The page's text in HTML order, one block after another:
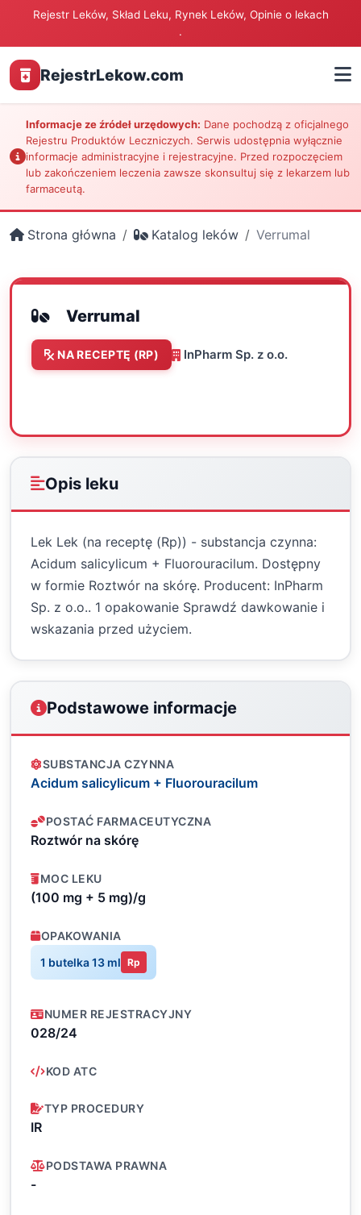
Rejestr Leków, Skład Leku, Rynek Leków, Opinie o lekach
.
RejestrLekow.com
Informacje ze źródeł urzędowych: Dane pochodzą z oficjalnego
Rejestru Produktów Leczniczych. Serwis udostępnia wyłącznie
informacje administracyjne i rejestracyjne. Przed rozpoczęciem
lub zakończeniem leczenia zawsze skonsultuj się z lekarzem lub
farmaceutą.
Strona główna Katalog leków Verrumal
Verrumal
NA RECEPTĘ (RP) InPharm Sp. z o.o.
Opis leku
Lek Lek (na receptę (Rp)) - substancja czynna:
Acidum salicylicum + Fluorouracilum. Dostępny
w formie Roztwór na skórę. Producent: InPharm
Sp. z o.o.. 1 opakowanie Sprawdź dawkowanie i
wskazania przed użyciem.
Podstawowe informacje
SUBSTANCJA CZYNNA
Acidum salicylicum + Fluorouracilum
POSTAĆ FARMACEUTYCZNA
Roztwór na skórę
MOC LEKU
(100 mg + 5 mg)/g
OPAKOWANIA
1 butelka 13 ml Rp
NUMER REJESTRACYJNY
028/24
KOD ATC
TYP PROCEDURY
IR
PODSTAWA PRAWNA
-